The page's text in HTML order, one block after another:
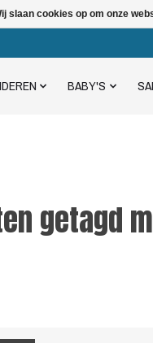
BABY'S
getagd
slaan cookies op om onze